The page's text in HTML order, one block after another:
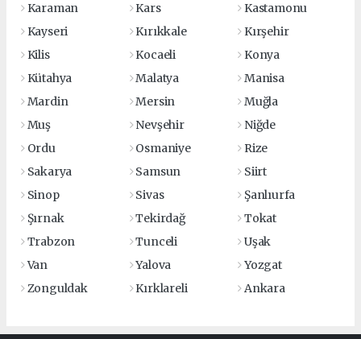
Karaman
Kars
Kastamonu
Kayseri
Kırıkkale
Kırşehir
Kilis
Kocaeli
Konya
Kütahya
Malatya
Manisa
Mardin
Mersin
Muğla
Muş
Nevşehir
Niğde
Ordu
Osmaniye
Rize
Sakarya
Samsun
Siirt
Sinop
Sivas
Şanlıurfa
Şırnak
Tekirdağ
Tokat
Trabzon
Tunceli
Uşak
Van
Yalova
Yozgat
Zonguldak
Kırklareli Ankara